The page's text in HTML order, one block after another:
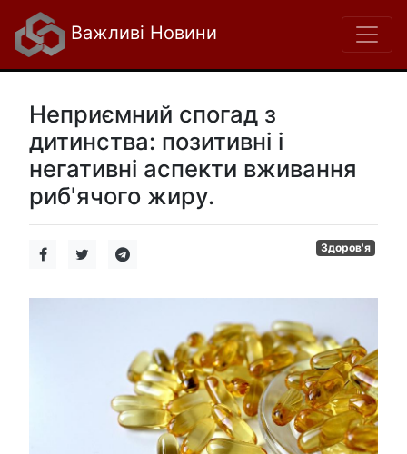
Важливі Новини
Неприємний спогад з
дитинства: позитивні і
негативні аспекти вживання
риб'ячого жиру.
Здоров'я